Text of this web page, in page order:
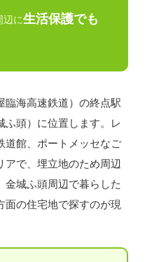
辺に生活保護でも
臨海高速鉄道）の終点駅
ふ頭）に位置します。レ
道館、ポートメッセなご
アで、埋立地のため周辺
金城ふ頭周辺で暮らした
面の住宅地で探すのが現